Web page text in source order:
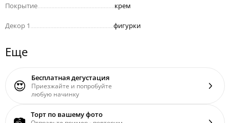
Покрытие крем
Декор 1 фигурки
Еще
😍 Бесплатная дегустация
Приезжайте и попробуйте
любую начинку
Торт по вашему фото